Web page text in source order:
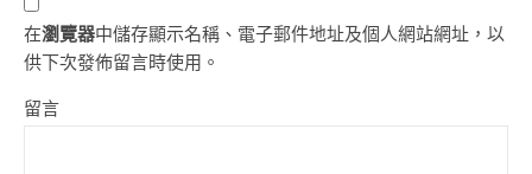
在瀏覽器中儲存顯示名稱、電子郵件地址及個人網站網址，以
供下次發佈留言時使用。
留言